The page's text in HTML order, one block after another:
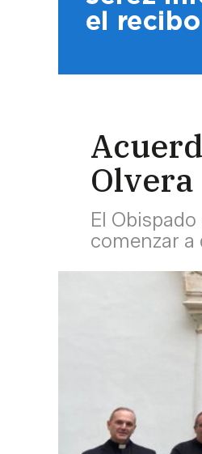
Olvera
El
comenzar a